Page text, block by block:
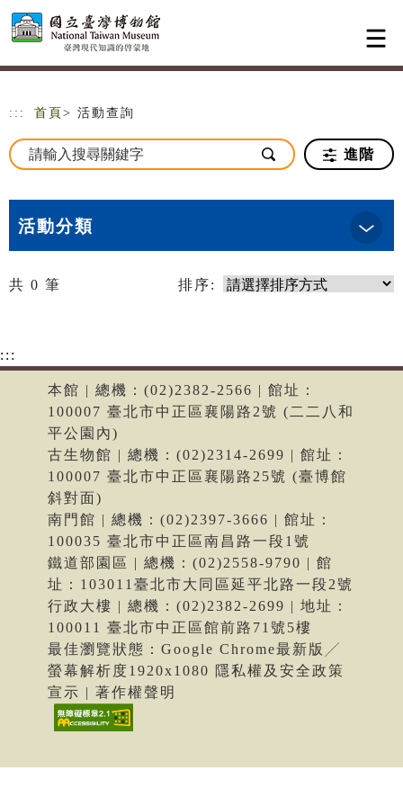
跳到主要內容
網站導覽
::: 首頁 > 活動查詢
進階
活動分類
共 0 筆 排序:
:::
本館 | 總機：(02)2382-2566 | 館址：
100007 臺北市中正區襄陽路2號 (二二八和
平公園內)
古生物館 | 總機：(02)2314-2699 | 館址：
100007 臺北市中正區襄陽路25號 (臺博館
斜對面)
南門館 | 總機：(02)2397-3666 | 館址：
100035 臺北市中正區南昌路一段1號
鐵道部園區 | 總機：(02)2558-9790 | 館
址：103011臺北市大同區延平北路一段2號
行政大樓 | 總機：(02)2382-2699 | 地址：
100011 臺北市中正區館前路71號5樓
最佳瀏覽狀態：Google Chrome最新版╱
螢幕解析度1920x1080 隱私權及安全政策
宣示 | 著作權聲明